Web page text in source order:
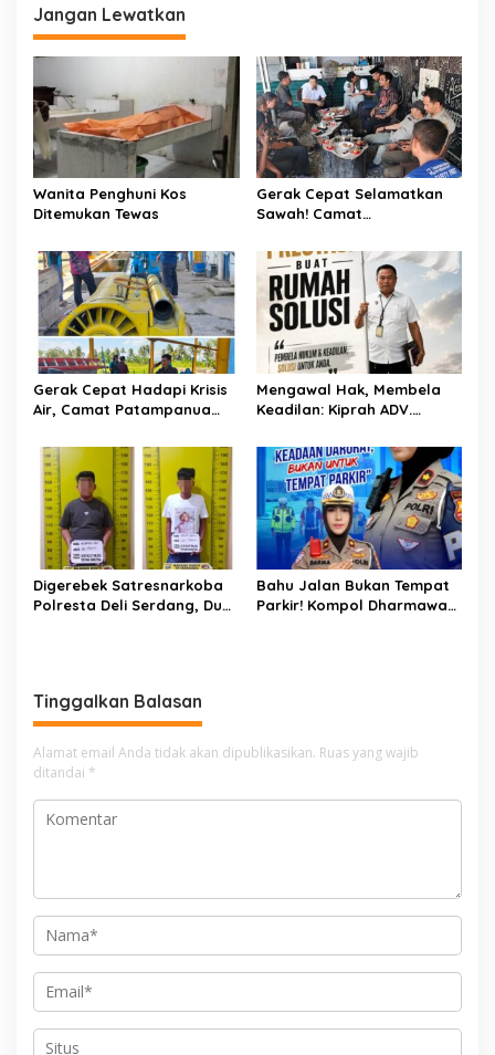
a
s
i
p
o
s
Jangan Lewatkan
Wanita Penghuni Kos
Ditemukan Tewas
Gerak Cepat Selamatkan
Sawah! Camat
Kementerian Bahas Solusi
Debit Air Irigasi Watang
Sawitto Menulis
Gerak Cepat Hadapi Krisis
Air, Camat Patampanua
Demi Selamatkan Ribuan
Hektare Sawah Warga
Mengawal Hak, Membela
Keadilan: Kiprah ADV.
Solusi
Digerebek Satresnarkoba
Polresta Deli Serdang, Dua
Bahu Jalan Bukan Tempat
Parkir! Kompol Dharmawati
Tinggalkan Balasan
Alamat email Anda tidak akan dipublikasikan. Ruas yang wajib
ditandai *